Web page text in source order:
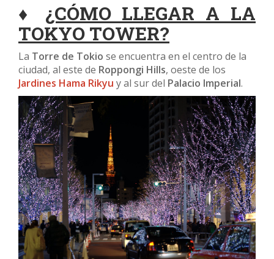
♦ ¿CÓMO LLEGAR A LA
TOKYO TOWER?
La Torre de Tokio se encuentra en el centro de la
ciudad, al este de Roppongi Hills, oeste de los
Jardines Hama Rikyu y al sur del Palacio Imperial.